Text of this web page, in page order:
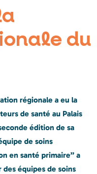
du
régionale a eu la
de santé au Palais
édition de sa
de soins
en santé primaire” a
des équipes de soins